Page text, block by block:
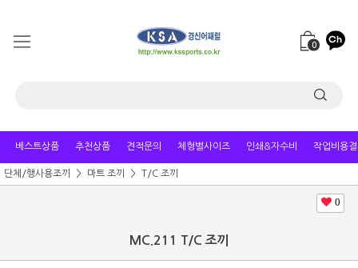
0
베스트상품 추천상품 견적문의 체형별사이즈 인쇄&자수비 작업비용
단체/행사용조끼 마트 조끼 T/C 조끼
0
MC.211 T/C 조끼